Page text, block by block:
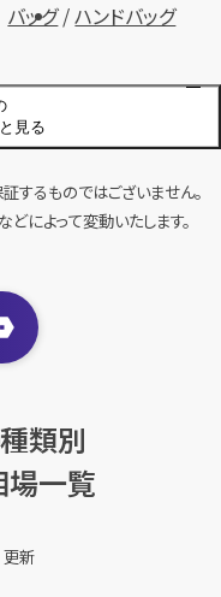
見る
バッグ ハンドバッグ
買取
ヴィトン ダミエ ネヴァーフ
考価格
バッグ
舗買取
するものではございません。
によって変動いたします。
類別
一覧
新